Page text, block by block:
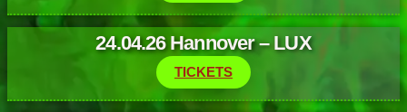
24.04.26 Hannover – LUX
TICKETS